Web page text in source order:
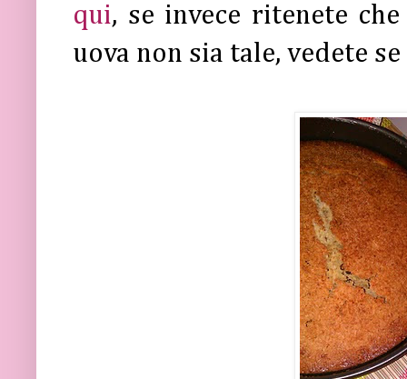
qui, se invece ritenete
uova non sia tale, vedete